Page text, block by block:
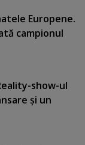
Europene.
campionul
show-ul
şi un